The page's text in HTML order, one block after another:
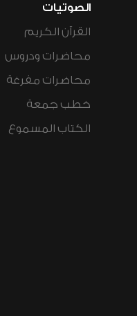
الصوتيات
القرآن الكريم
محاضرات ودروس
محاضرات مفرغة
خطب جمعة
الكتاب المسموع